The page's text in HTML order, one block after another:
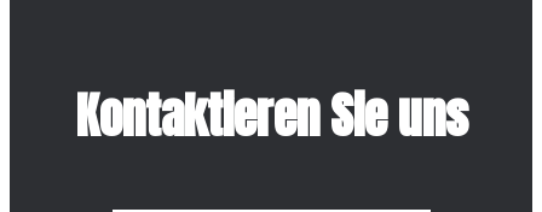
Kontaktieren Sie uns